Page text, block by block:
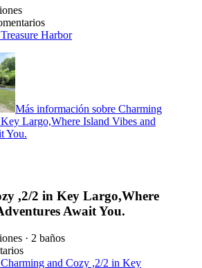
Harbor
Más información sobre Charming
Largo,Where Island Vibes and
You.
,2/2 in Key Largo,Where
Await You.
· 2 baños
and Cozy ,2/2 in Key